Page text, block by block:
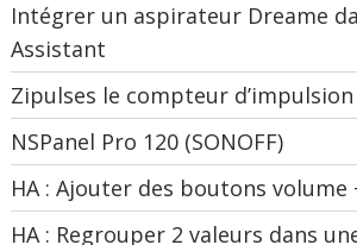
Intégrer un aspirateur Dreame
Assistant
Zipulses le compteur
NSPanel Pro 120 (SONOFF)
HA : Ajouter des boutons volume
HA : Regrouper 2 valeurs dans